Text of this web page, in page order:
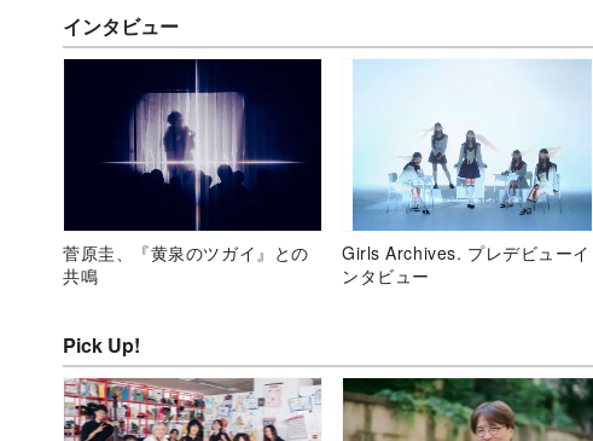
インタビュー
菅原圭、『黄泉のツガイ』との
共鳴
Girls Archives. プレデビューイ
ンタビュー
Pick Up!